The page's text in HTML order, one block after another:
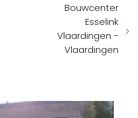
Bouwcenter
Esselink
Vlaardingen -
Vlaardingen